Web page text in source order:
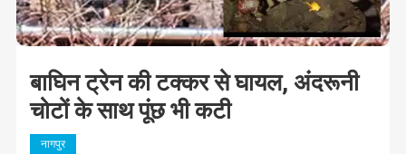
बाघिन ट्रेन की टक्कर से घायल, अंदरूनी
चोटों के साथ पूंछ भी कटी
नागपुर